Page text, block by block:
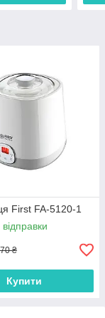
First FA-5120-1
₴
Купити